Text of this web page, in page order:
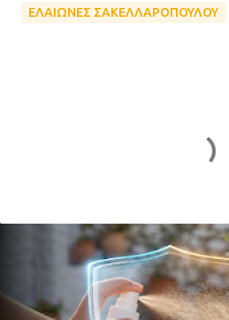
ΕΛΑΙΩΝΕΣ ΣΑΚΕΛΛΑΡΟΠΟΥΛΟΥ
λ